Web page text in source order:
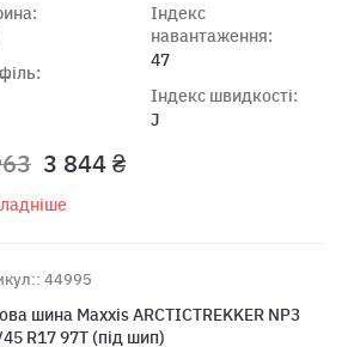
Індекс
навантаження:
47
Індекс швидкості:
J
3 844 ₴
44995
шина Maxxis ARCTICTREKKER NP3
R17 97T (під шип)